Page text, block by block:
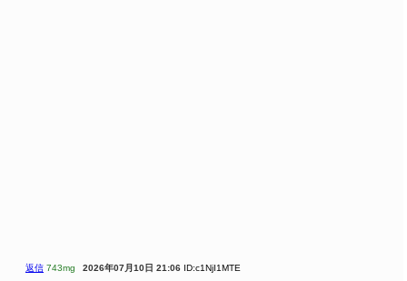
返信 743mg 2026年07月10日 21:06 ID:c1NjI1MTE